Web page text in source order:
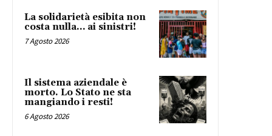
La solidarietà esibita non
costa nulla… ai sinistri!
7 Agosto 2026
Il sistema aziendale è
morto. Lo Stato ne sta
mangiando i resti!
6 Agosto 2026